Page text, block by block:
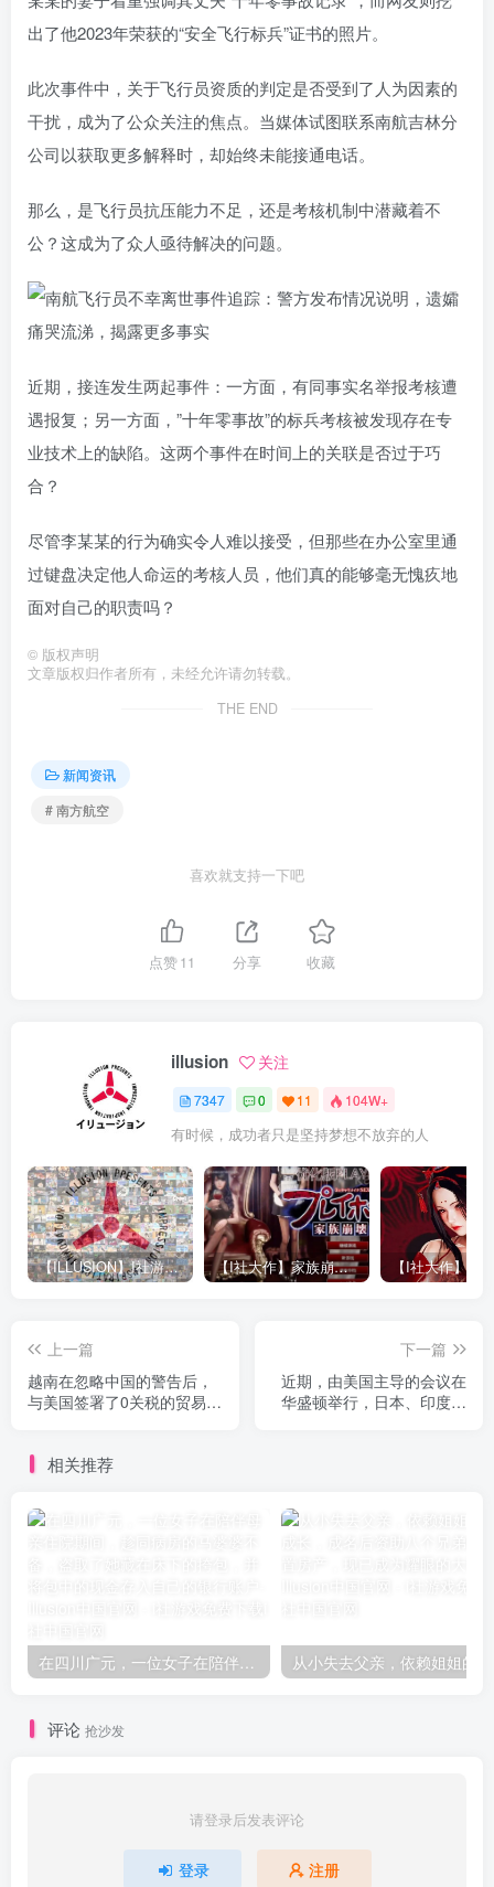
出了他2023年荣获的“安全飞行标兵”证书的照片。
此次事件中，关于飞行员资质的判定是否受到了人为因素的
干扰，成为了公众关注的焦点。当媒体试图联系南航吉林分
公司以获取更多解释时，却始终未能接通电话。
那么，是飞行员抗压能力不足，还是考核机制中潜藏着不
公？这成为了众人亟待解决的问题。
近期，接连发生两起事件：一方面，有同事实名举报考核遭
遇报复；另一方面，”十年零事故”的标兵考核被发现存在专
业技术上的缺陷。这两个事件在时间上的关联是否过于巧
合？
尽管李某某的行为确实令人难以接受，但那些在办公室里通
过键盘决定他人命运的考核人员，他们真的能够毫无愧疚地
面对自己的职责吗？
© 版权声明
文章版权归作者所有，未经允许请勿转载。
THE END
新闻资讯
# 南方航空
喜欢就支持一下吧
点赞11 分享 收藏
illusion 关注
7347 0 11 104W+
有时候，成功者只是坚持梦想不放弃的人
【ILLUSION】I社游戏合集截至2025 无修正汉化硬盘纯净版手慢无[微云/OD] 【I社大作】家族崩坏Playhome 终极12.0收藏版新整合【85G/补档福利】【年费会员专享，手慢无】
上一篇
越南在忽略中国的警告后，
与美国签署了0关税的贸易协
下一篇
近期，由美国主导的会议在
华盛顿举行，日本、印度和
相关推荐
评论 抢沙发
请登录后发表评论
登录 注册